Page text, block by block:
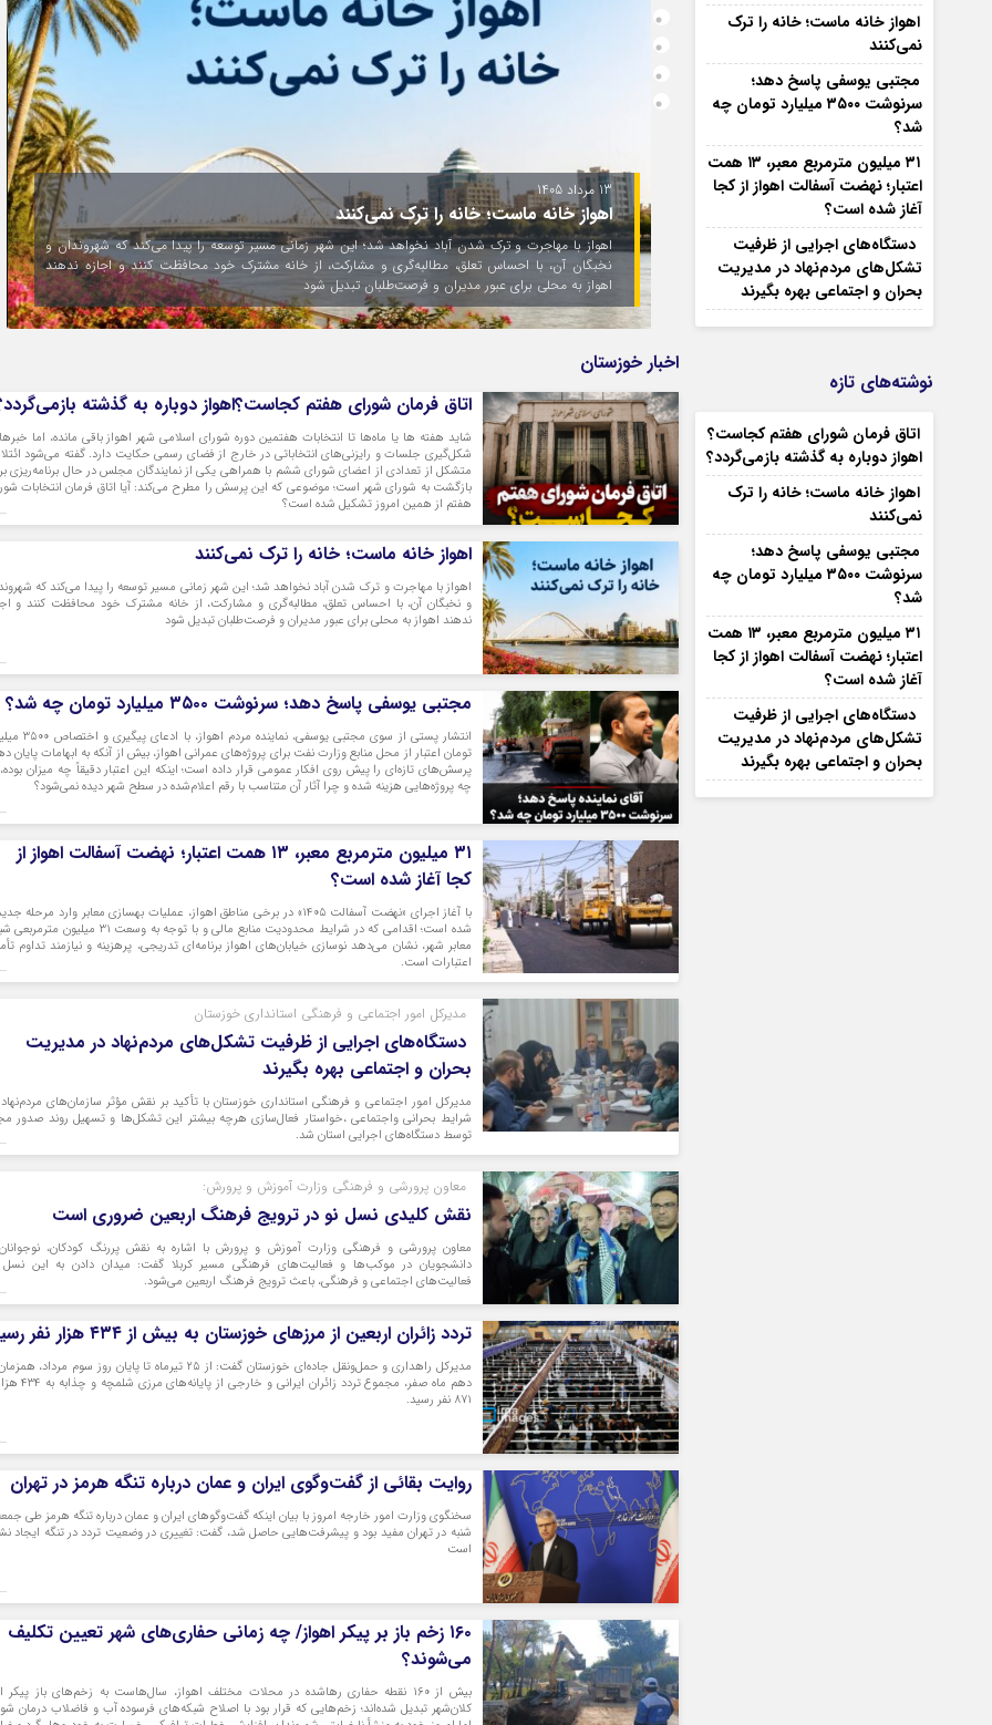
زمانی مسیر توسعه را پیدا می‌کند که شهروندان و
از خانه مشترک خود محافظت کنند و اجازه ندهند
10 مرداد 1405
مجتبی یوسفی پاسخ دهد؛ سرنوشت ۳۵۰۰ میلیارد تومان چه شد؟
انتشار پستی از سوی مجتبی یوسفی، نماینده مردم اهواز، با ادعای پیگیری و اختصاص ۳۵۰۰ میلیارد تومان
اعتبار از محل منابع وزارت نفت برای پروژه‌های عمرانی اهواز، بیش از آنکه به ابهامات پایان دهد،
پرسش‌های تازه‌ای را پیش روی افکار عمومی قرار داده است؛ اینکه این اعتبار دقیقاً چه میزان بوده، در چه
پروژه‌هایی هزینه شده و چرا آثار آن متناسب با رقم اعلام‌شده در سطح شهر دیده نمی‌شود؟
اخبار خوزستان
اتاق فرمان شورای هفتم کجاست؟اهواز دوباره به گذشته
شاید هفته ها یا ماه‌ها تا انتخابات هفتمین دوره شورای اسلامی شهر اهواز باقی مانده، اما
شکل‌گیری جلسات و رایزنی‌های انتخاباتی در خارج از فضای رسمی حکایت دارد. گفته می‌شود
متشکل از تعدادی از اعضای شورای ششم با همراهی یکی از نمایندگان مجلس در حال برنامه‌ریزی
بازگشت به شورای شهر است؛ موضوعی که این پرسش را مطرح می‌کند: آیا اتاق فرمان انتخابات
هفتم از همین امروز تشکیل شده است؟
اهواز خانه ماست؛ خانه را ترک نمی‌کنند
اهواز با مهاجرت و ترک شدن آباد نخواهد شد؛ این شهر زمانی مسیر توسعه را پیدا می‌کند که
و نخبگان آن، با احساس تعلق، مطالبه‌گری و مشارکت، از خانه مشترک خود محافظت کنند و
ندهند اهواز به محلی برای عبور مدیران و فرصت‌طلبان تبدیل شود
مجتبی یوسفی پاسخ دهد؛ سرنوشت ۳۵۰۰ میلیارد تومان چه شد؟
انتشار پستی از سوی مجتبی یوسفی، نماینده
تومان اعتبار از محل منابع وزارت نفت برای پروژه‌های عمرانی اهواز، بیش از آنکه به ابهامات پایان
پرسش‌های تازه‌ای را پیش روی افکار عمومی قرار داده است؛ اینکه این اعتبار دقیقاً چه میزان
چه پروژه‌هایی هزینه شده و چرا آثار آن متناسب با رقم اعلام‌شده در سطح شهر دیده نمی‌شود؟
۳۱ میلیون مترمربع معبر، ۱۳ همت اعتبار؛ نهضت آسفالت اهواز از
کجا آغاز شده است؟
با آغاز اجرای «نهضت آسفالت ۱۴۰۵» در برخی مناطق اهواز، عملیات بهسازی معابر وارد مرحله
شده است؛ اقدامی که در شرایط محدودیت منابع مالی و با توجه به وسعت ۳۱ میلیون
معابر شهر، نشان می‌دهد نوسازی خیابان‌های اهواز برنامه‌ای تدریجی، پرهزینه و نیازمند تداوم
اعتبارات است.
مدیرکل امور اجتماعی و فرهنگی استانداری خوزستان
دستگاه‌های اجرایی از ظرفیت تشکل‌های مردم‌نهاد در مدیریت
بحران و اجتماعی بهره بگیرند
مدیرکل امور اجتماعی و فرهنگی استانداری خوزستان با تأکید بر نقش مؤثر سازمان‌های
شرایط بحرانی واجتماعی ،خواستار فعال‌سازی هرچه بیشتر این تشکل‌ها و تسهیل روند صدور
توسط دستگاه‌های اجرایی استان شد.
معاون پرورشی و فرهنگی وزارت آموزش و پرورش:
نقش کلیدی نسل نو در ترویج فرهنگ اربعین ضروری است
معاون پرورشی و فرهنگی وزارت آموزش و پرورش با اشاره به نقش پررنگ کودکان،
دانشجویان در موکب‌ها و فعالیت‌های فرهنگی مسیر کربلا گفت: میدان دادن به این نسل
فعالیت‌های اجتماعی و فرهنگی، باعث ترویج فرهنگ اربعین می‌شود.
تردد زائران اربعین از مرزهای خوزستان به بیش از ۴۳۴ هزار نفر رسید
مدیرکل راهداری و حمل‌ونقل جاده‌ای خوزستان گفت: از ۲۵ تیرماه تا پایان روز سوم مرداد،
دهم ماه صفر، مجموع تردد زائران ایرانی و خارجی از
۸۷۱ نفر رسید.
روایت بقائی از گفت‌وگوی ایران و عمان درباره تنگه هرمز در تهران
سخنگوی وزارت امور خارجه امروز با بیان اینکه گفت‌وگوهای ایران و عمان درباره تنگه هرمز طی
شنبه در تهران مفید بود و پیشرفت‌هایی حاصل شد، گفت: تغییری در وضعیت تردد در تنگه ایجاد
است
۱۶۰ زخم باز بر پیکر اهواز/ چه زمانی حفاری‌های شهر تعیین تکلیف
می‌شوند؟
بیش از ۱۶۰ نقطه حفاری رهاشده در محلات مختلف اهواز، سال‌هاست به زخم‌های باز پیکر
کلان‌شهر تبدیل شده‌اند؛ زخم‌هایی که قرار بود با اصلاح شبکه‌های فرسوده آب و فاضلاب درمان
اهواز خانه ماست؛ خانه را ترک
نمی‌کنند
مجتبی یوسفی پاسخ دهد؛
سرنوشت ۳۵۰۰ میلیارد تومان چه
شد؟
۳۱ میلیون مترمربع معبر، ۱۳ همت
اعتبار؛ نهضت آسفالت اهواز از کجا
آغاز شده است؟
دستگاه‌های اجرایی از ظرفیت
تشکل‌های مردم‌نهاد در مدیریت
بحران و اجتماعی بهره بگیرند
نوشته‌های تازه
اتاق فرمان شورای هفتم کجاست؟
اهواز دوباره به گذشته بازمی‌گردد؟
اهواز خانه ماست؛ خانه را ترک
نمی‌کنند
مجتبی یوسفی پاسخ دهد؛
سرنوشت ۳۵۰۰ میلیارد تومان چه
شد؟
۳۱ میلیون مترمربع معبر، ۱۳ همت
اعتبار؛ نهضت آسفالت اهواز از کجا
آغاز شده است؟
دستگاه‌های اجرایی از ظرفیت
تشکل‌های مردم‌نهاد در مدیریت
بحران و اجتماعی بهره بگیرند